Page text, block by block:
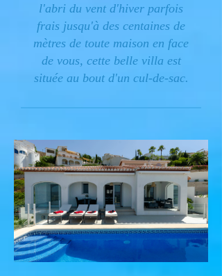
l'abri du vent d'hiver parfois
frais jusqu'à des centaines de
mètres de toute maison en face
de vous, cette belle villa est
située au bout d'un cul-de-sac.